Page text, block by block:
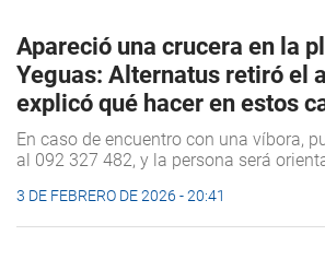
Apareció una crucera en la
Yeguas: Alternatus retiró el
explicó qué hacer en estos
En caso de encuentro con una víbora,
al 092 327 482, y la persona será
3 DE FEBRERO DE 2026 - 20:41